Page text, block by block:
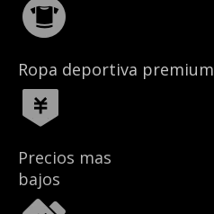
Ropa deportiva premium
Precios mas
bajos